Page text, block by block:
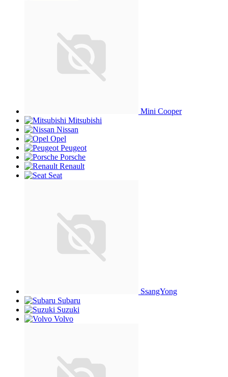
Mini Cooper
Mitsubishi
Nissan
Opel
Peugeot
Porsche
Renault
Seat
SsangYong
Subaru
Suzuki
Volvo